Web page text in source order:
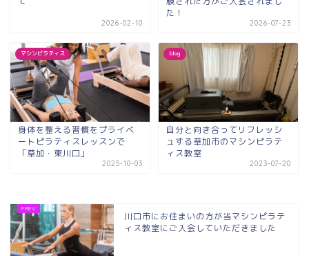
2026-02-10
た！
2026-07-23
マシンピラティス
身体を整える習慣をプライベ
ートピラティスレッスンで
「草加・東川口」
2025-10-03
blog
自分と向き合ってリフレッシ
ュする草加市のマシンピラテ
ィス教室
2023-07-20
川口市にお住まいの方が当マシンピラテ
ィス教室にご入会していただきました